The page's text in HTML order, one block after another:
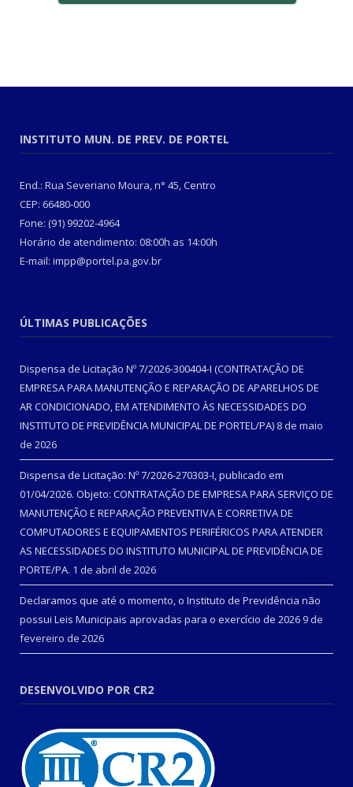
INSTITUTO MUN. DE PREV. DE PORTEL
End.: Rua Severiano Moura, n° 45, Centro
CEP: 66480-000
Fone: (91) 99202-4964
Horário de atendimento: 08:00h as 14:00h
E-mail: impp@portel.pa.gov.br
ÚLTIMAS PUBLICAÇÕES
Dispensa de Licitação Nº 7/2026-300404-I (CONTRATAÇÃO DE
EMPRESA PARA MANUTENÇÃO E REPARAÇÃO DE APARELHOS DE
AR CONDICIONADO, EM ATENDIMENTO ÀS NECESSIDADES DO
INSTITUTO DE PREVIDÊNCIA MUNICIPAL DE PORTEL/PA) 8 de maio
de 2026
Dispensa de Licitação: Nº 7/2026-270303-I, publicado em
01/04/2026. Objeto: CONTRATAÇÃO DE EMPRESA PARA SERVIÇO DE
MANUTENÇÃO E REPARAÇÃO PREVENTIVA E CORRETIVA DE
COMPUTADORES E EQUIPAMENTOS PERIFÉRICOS PARA ATENDER
AS NECESSIDADES DO INSTITUTO MUNICIPAL DE PREVIDÊNCIA DE
PORTE/PA. 1 de abril de 2026
Declaramos que até o momento, o Instituto de Previdência não
possui Leis Municipais aprovadas para o exercício de 2026 9 de
fevereiro de 2026
DESENVOLVIDO POR CR2